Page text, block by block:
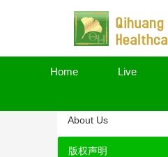
Home Live
About Us
版权声明